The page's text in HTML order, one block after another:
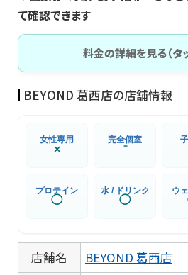
て確認できます
料金の詳細を見る（タ
BEYOND 葛西店の店舗情報
女性専用
×
完全個室
⁻
プロテイン
◯
水 / ドリンク
◯
ウ
店舗名 BEYOND 葛西店